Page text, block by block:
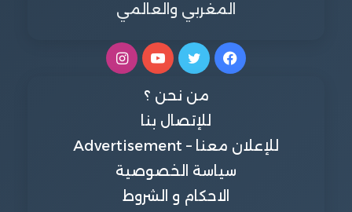
المغربي والعالمي
فيسبوكتويتر يوتيوبانستقرام
من نحن ؟
للإتصال بنا
للإعلان معنا – Advertisement
سياسة الخصوصية
الاحكام و الشروط